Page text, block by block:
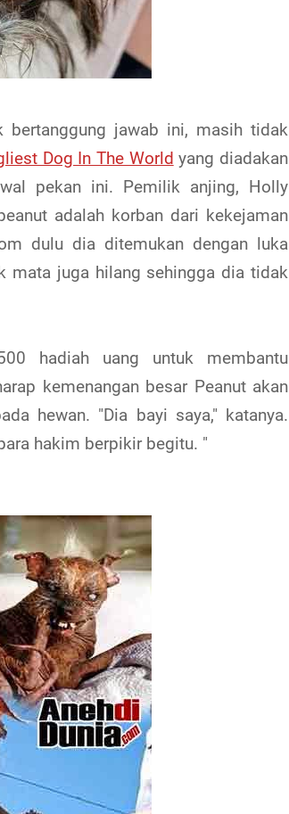
jawab ini, masih tidak
Dog In The World yang diadakan
pekan ini. Pemilik anjing, Holly
adalah korban dari kekejaman
dulu dia ditemukan dengan luka
mata juga hilang sehingga dia tidak
hadiah uang untuk membantu
kemenangan besar Peanut akan
hewan. "Dia bayi saya," katanya.
hakim berpikir begitu. "